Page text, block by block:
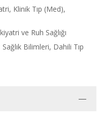
Klinik Tıp (Med),
ve Ruh Sağlığı
Sağlık Bilimleri, Dahili Tıp